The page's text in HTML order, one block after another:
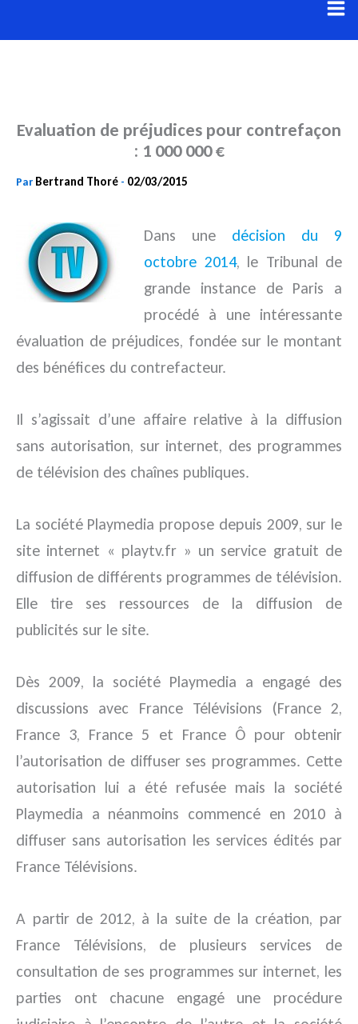
au
Evaluation de préjudices pour contrefaçon
: 1 000 000 €
Par Bertrand Thoré - 02/03/2015
Dans une décision du 9
octobre 2014, le Tribunal de
grande instance de Paris a
procédé à une intéressante
évaluation de préjudices, fondée sur le montant
des bénéfices du contrefacteur.
Il s’agissait d’une affaire relative à la diffusion
sans autorisation, sur internet, des programmes
de télévision des chaînes publiques.
La société Playmedia propose depuis 2009, sur le
site internet « playtv.fr » un service gratuit de
diffusion de différents programmes de télévision.
Elle tire ses ressources de la diffusion de
publicités sur le site.
Dès 2009, la société Playmedia a engagé des
discussions avec France Télévisions (France 2,
France 3, France 5 et France Ô pour obtenir
l’autorisation de diffuser ses programmes. Cette
autorisation lui a été refusée mais la société
Playmedia a néanmoins commencé en 2010 à
diffuser sans autorisation les services édités par
France Télévisions.
A partir de 2012, à la suite de la création, par
France Télévisions, de plusieurs services de
consultation de ses programmes sur internet, les
parties ont chacune engagé une procédure